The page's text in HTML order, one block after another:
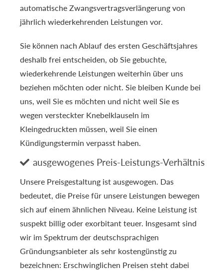
automatische Zwangsvertragsverlängerung von
jährlich wiederkehrenden Leistungen vor.
Sie können nach Ablauf des ersten Geschäftsjahres
deshalb frei entscheiden, ob Sie gebuchte,
wiederkehrende Leistungen weiterhin über uns
beziehen möchten oder nicht. Sie bleiben Kunde bei
uns, weil Sie es möchten und nicht weil Sie es
wegen versteckter Knebelklauseln im
Kleingedruckten müssen, weil Sie einen
Kündigungstermin verpasst haben.
 ausgewogenes Preis-Leistungs-Verhältnis
Unsere Preisgestaltung ist ausgewogen. Das
bedeutet, die Preise für unsere Leistungen bewegen
sich auf einem ähnlichen Niveau. Keine Leistung ist
suspekt billig oder exorbitant teuer. Insgesamt sind
wir im Spektrum der deutschsprachigen
Gründungsanbieter als sehr kostengünstig zu
bezeichnen: Erschwinglichen Preisen steht dabei